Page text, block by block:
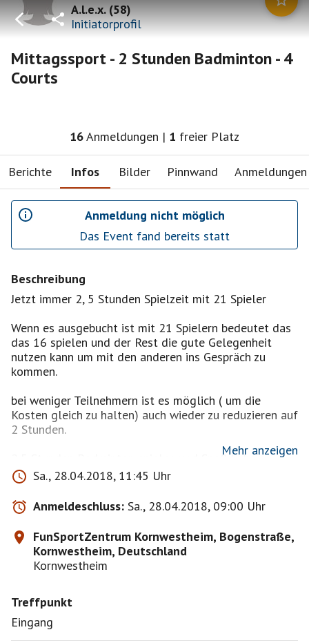
A.l.e.x.(58)
Initiatorprofil
Mittagssport - 2 Stunden Badminton - 4
Courts
16Anmeldungen | 1 freier Platz
Berichte Infos Bilder Pinnwand Anmeldungen
Anmeldung nicht möglich
Das Event fand bereits statt
Beschreibung
Jetzt immer 2, 5 Stunden Spielzeit mit 21 Spieler
Wenn es ausgebucht ist mit 21 Spielern bedeutet das
das 16 spielen und der Rest die gute Gelegenheit
nutzen kann um mit den anderen ins Gespräch zu
kommen.
bei weniger Teilnehmern ist es möglich ( um die
Kosten gleich zu halten) auch wieder zu reduzieren auf
2 Stunden.
2,5 Stunden Badminton spielen und Spaß haben ......
Also runter vom Sofa und schwingt die
Schläger......und keine Angst, Profis sind wir alle nicht....
Und falls sich Profis auch anmelden, können wir
anderen ja noch was lernen :-)
Was aber klar sein sollte, die meisten sind
Freizeitspieler...... aber es besteht natürlich auch mal
die Möglichkeit für ein "anspruchsvolleres" Spiel.
wer keine hat der kann sich auch welche ausleihen.....
Ich werde versuchen das Event regelmäßig zu
Mehr anzeigen
Sa., 28.04.2018, 11:45 Uhr
Anmeldeschluss: Sa., 28.04.2018, 09:00 Uhr
FunSportZentrum Kornwestheim, Bogenstraße,
Kornwestheim, Deutschland
Kornwestheim
Treffpunkt
Eingang